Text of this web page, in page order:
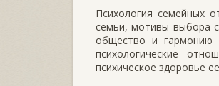
Психология семейных
семьи, мотивы выбора
общество и гармонию
психологические
психическое здоровье